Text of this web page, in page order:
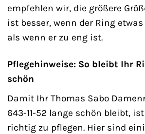
empfehlen wir, die größere
ist besser, wenn der Ring
als wenn er zu eng ist.
Pflegehinweise: So bleibt Ihr
schön
Damit Ihr Thomas Sabo
643-11-52 lange schön bleibt,
richtig zu pflegen. Hier sind